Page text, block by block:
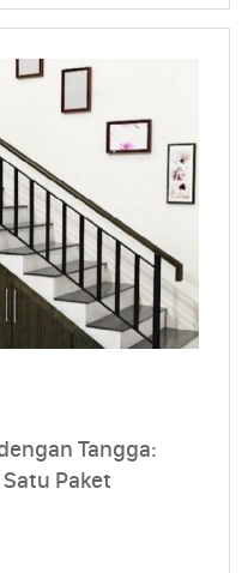
Tangga:
Paket